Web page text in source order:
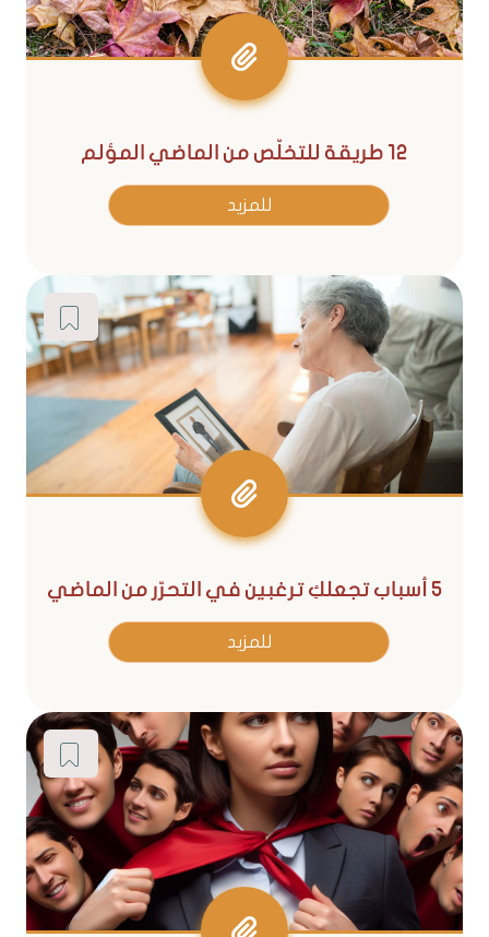
12 طريقة للتخلّص من الماضي المؤلم
للمزيد
5 أسباب تجعلكِ ترغبين في التحرّر من الماضي
للمزيد